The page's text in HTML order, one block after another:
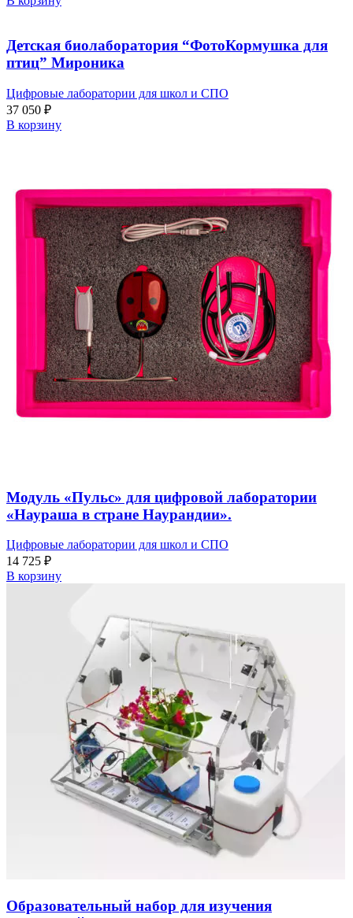
Детская биолаборатория “ФотоКормушка для
птиц” Мироника
Цифровые лаборатории для школ и СПО
37 050 ₽
В корзину
Модуль «Пульс» для цифровой лаборатории
«Наураша в стране Наурандии».
Цифровые лаборатории для школ и СПО
14 725 ₽
В корзину
Образовательный набор для изучения